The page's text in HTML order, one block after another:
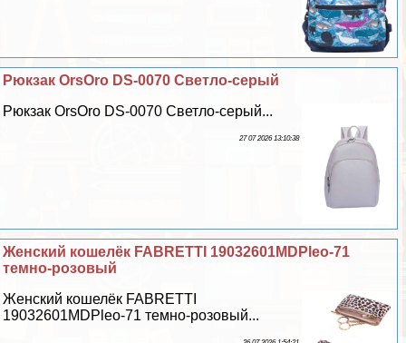
Рюкзак OrsOro DS-0070 Светло-серый
Рюкзак OrsOro DS-0070 Светло-серый...
27 07 2026 13:10:38
Женский кошелёк FABRETTI 19032601MDPleo-71
темно-розовый
Женский кошелёк FABRETTI
19032601MDPleo-71 темно-розовый...